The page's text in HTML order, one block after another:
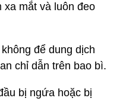
xa mắt và luôn đeo
để dung dịch
chỉ dẫn trên bao bì.
bị ngứa hoặc bị